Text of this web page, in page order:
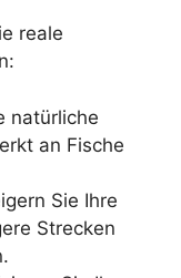
reale
natürliche
an Fische
Sie Ihre
Strecken